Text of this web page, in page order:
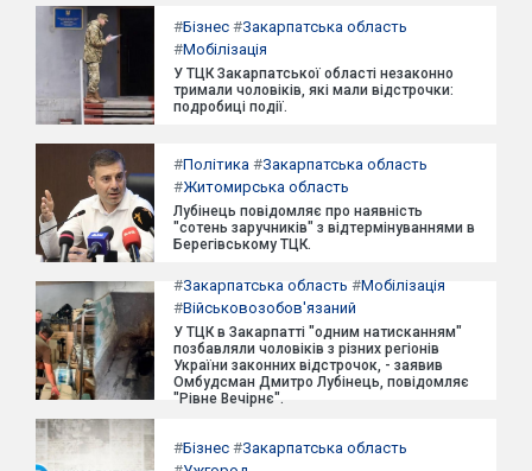
#Бізнес #Закарпатська область
#Мобілізація
У ТЦК Закарпатської області незаконно
тримали чоловіків, які мали відстрочки:
подробиці події.
#Політика #Закарпатська область
#Житомирська область
Лубінець повідомляє про наявність
"сотень заручників" з відтермінуваннями в
Берегівському ТЦК.
#Закарпатська область #Мобілізація
#Військовозобов'язаний
У ТЦК в Закарпатті "одним натисканням"
позбавляли чоловіків з різних регіонів
України законних відстрочок, - заявив
Омбудсман Дмитро Лубінець, повідомляє
"Рівне Вечірнє".
#Бізнес #Закарпатська область